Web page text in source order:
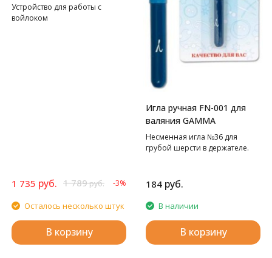
Устройство для работы с
войлоком
1 735 руб. 1 789руб. -3%
Осталось несколько штук
В корзину
Игла ручная FN-001 для
валяния GAMMA
Несменная игла №36 для
грубой шерсти в держателе.
184 руб.
В наличии
В корзину